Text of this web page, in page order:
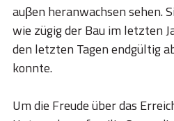
BIM
HIGHLIGHTS
DOWNLOAD
auβen heranwachsen sehen.
wie zügig der Bau im letzten
den letzten Tagen endgültig
konnte.
Um die Freude über das